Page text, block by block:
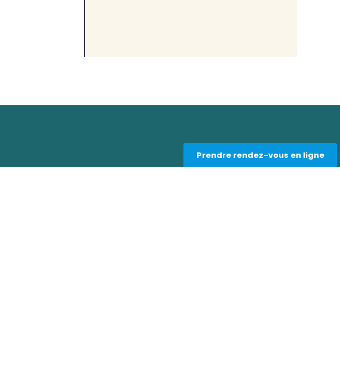
Prendre rendez-vous en ligne